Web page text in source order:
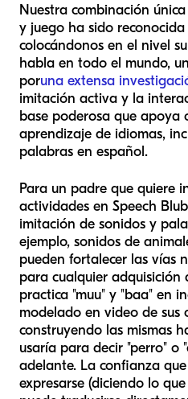
Nuestra combinación
y juego ha sido
colocándonos en el nivel
habla en todo el mundo,
poruna extensa
imitación activa y la
base poderosa que apoya
aprendizaje de idiomas,
palabras en español.
Para un padre que quiere
actividades en Speech
imitación de sonidos y
ejemplo, sonidos de
pueden fortalecer las vías
para cualquier adquisición
practica "muu" y "baa" en
modelado en video de sus
construyendo las mismas
usaría para decir "perro" o
adelante. La confianza
expresarse (diciendo lo